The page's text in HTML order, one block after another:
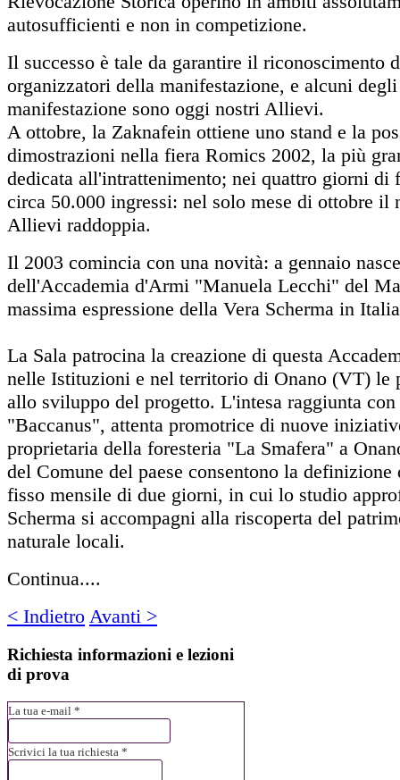
autosufficienti e non in competizione.
Il successo è tale da garantire il riconoscimento
organizzatori della manifestazione, e alcuni
manifestazione sono oggi nostri Allievi.
A ottobre, la Zaknafein ottiene uno stand e la
dimostrazioni nella fiera Romics 2002, la più
dedicata all'intrattenimento; nei quattro giorni di
circa 50.000 ingressi: nel solo mese di ottobre il
Allievi raddoppia.
Il 2003 comincia con una novità: a gennaio
dell'Accademia d'Armi "Manuela Lecchi" del
massima espressione della Vera Scherma in
La Sala patrocina la creazione di questa
nelle Istituzioni e nel territorio di Onano (VT) le
allo sviluppo del progetto. L'intesa raggiunta
"Baccanus", attenta promotrice di nuove
proprietaria della foresteria "La Smafera" a
del Comune del paese consentono la definizione
fisso mensile di due giorni, in cui lo studio
Scherma si accompagni alla riscoperta del
naturale locali.
Continua....
< Indietro Avanti >
Richiesta informazioni e lezioni
di prova
La tua e-mail *
Scrivici la tua richiesta *